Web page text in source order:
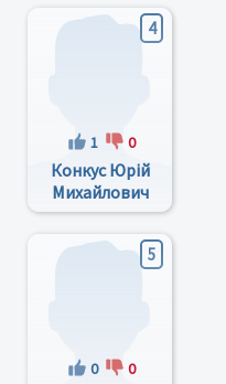
4
1 0
Конкус Юрій
Михайлович
5
0 0